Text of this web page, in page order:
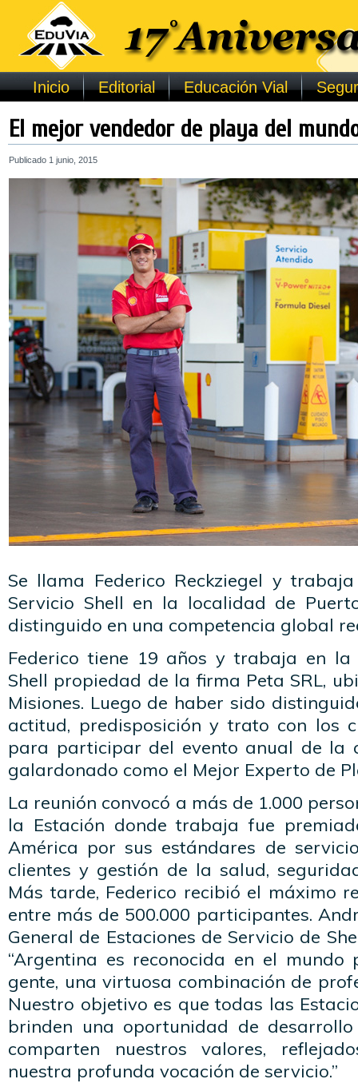
Inicio Editorial Educación Vial
El mejor vendedor de playa del
Publicado 1 junio, 2015
Se llama Federico Reckziegel y
Servicio Shell en la localidad de
distinguido en una competencia global
Federico tiene 19 años y trabaja en la
Shell propiedad de la firma Peta SRL,
Misiones. Luego de haber sido
actitud, predisposición y trato con los
para participar del evento anual de la
galardonado como el Mejor Experto de
La reunión convocó a más de 1.000
la Estación donde trabaja fue
América por sus estándares de
clientes y gestión de la salud,
Más tarde, Federico recibió el máximo
entre más de 500.000 participantes.
General de Estaciones de Servicio de
“Argentina es reconocida en el
gente, una virtuosa combinación de
Nuestro objetivo es que todas las
brinden una oportunidad de
comparten nuestros valores,
nuestra profunda vocación de servicio.”